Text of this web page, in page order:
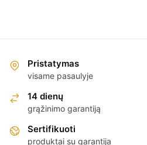
Pristatymas
visame pasaulyje
14 dienų
grąžinimo garantiją
Sertifikuoti
produktai su garantija